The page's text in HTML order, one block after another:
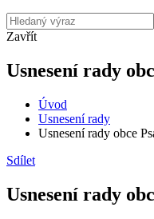
Zavřít
Usnesení rady
Úvod
Usnesení rady
Usnesení rady obce
Sdílet
Usnesení rady